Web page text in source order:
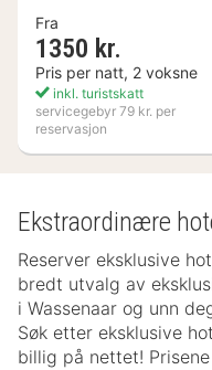
Fra
1350 kr.
Pris per natt, 2 voksne
inkl. turistskatt
servicegebyr 79 kr. per
reservasjon
Ekstraordinære
Reserver eksklusive
bredt utvalg av
i Wassenaar og unn
Søk etter eksklusive
billig på nettet!